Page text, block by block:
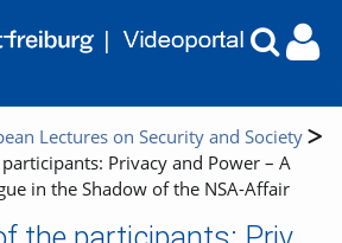
Lectures on Security and Society
Privacy and Power – A
in the Shadow of the NSA-Affair